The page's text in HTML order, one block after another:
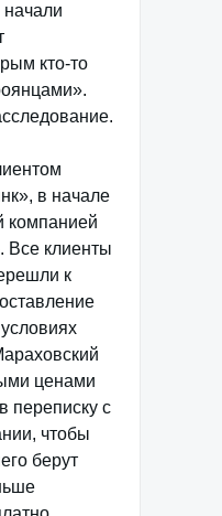
кто-то
в начале
компанией
Все клиенты
к
ценами
переписку с
чтобы
берут